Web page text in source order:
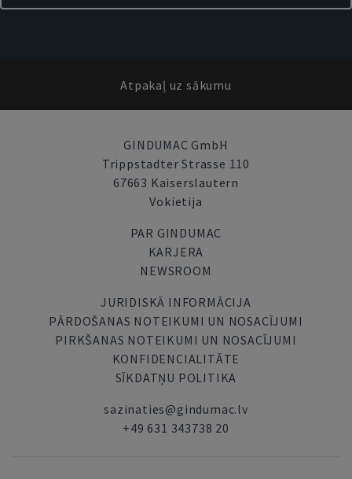
Atpakaļ uz sākumu
GINDUMAC GmbH
Trippstadter Strasse 110
67663 Kaiserslautern
Vokietija
PAR GINDUMAC
KARJERA
NEWSROOM
JURIDISKĀ INFORMĀCIJA
PĀRDOŠANAS NOTEIKUMI UN NOSACĪJUMI
PIRKŠANAS NOTEIKUMI UN NOSACĪJUMI
KONFIDENCIALITĀTE
SĪKDATŅU POLITIKA
sazinaties@gindumac.lv
+49 631 343738 20